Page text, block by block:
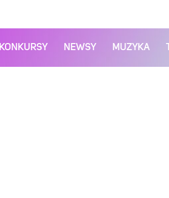
KONKURSY NEWSY MUZYKA